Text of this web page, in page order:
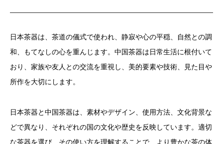
日本茶器は、茶道の儀式で使われ、静寂や心の平穏、自然との調
和、もてなしの心を重んじます。中国茶器は日常生活に根付いて
おり、家族や友人との交流を重視し、美的要素や技術、見た目や
所作を大切にします。
日本茶器と中国茶器は、素材やデザイン、使用方法、文化背景な
どで異なり、それぞれの国の文化や歴史を反映しています。適切
な茶器を選び、その使い方を理解することで、より豊かな茶の体